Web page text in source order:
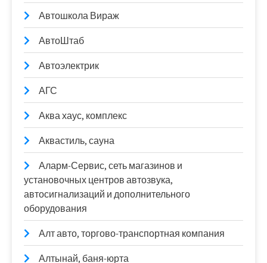
Автошкола Вираж
АвтоШтаб
Автоэлектрик
АГС
Аква хаус, комплекс
Аквастиль, сауна
Аларм-Сервис, сеть магазинов и
установочных центров автозвука,
автосигнализаций и дополнительного
оборудования
Алт авто, торгово-транспортная компания
Алтынай, баня-юрта